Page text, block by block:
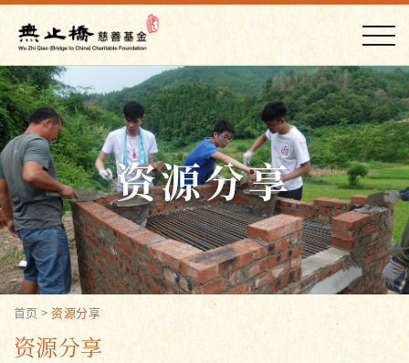
资源分享
首页 >资源分享
资源分享